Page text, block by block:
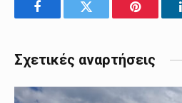
FacebookTwitter Pinterest
Σχετικές αναρτήσεις